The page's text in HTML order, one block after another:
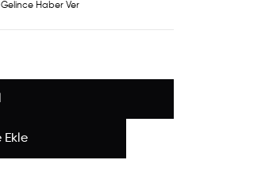
Gelince Haber Ver